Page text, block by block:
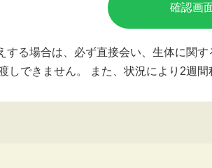
確認画
する場合は、必ず直接会い、生体に関
しできません。 また、状況により2週